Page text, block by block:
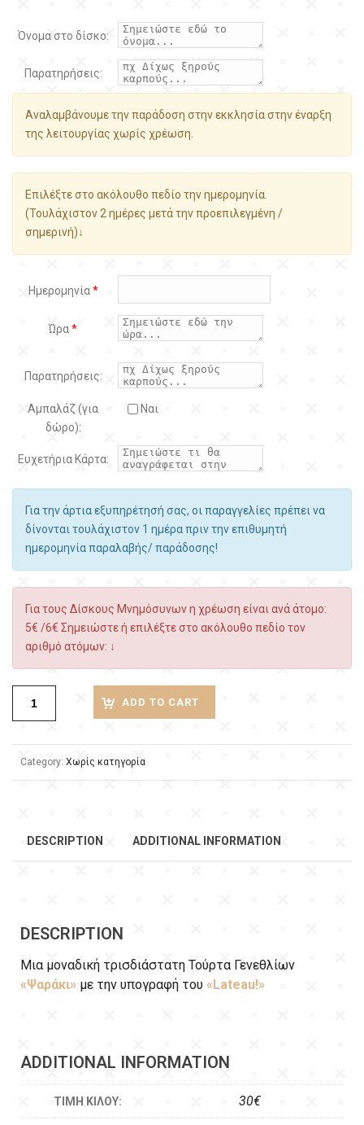
Όνομα στο δίσκο:
Παρατηρήσεις:
Αναλαμβάνουμε την παράδοση στην εκκλησία στην έναρξη
της λειτουργίας χωρίς χρέωση.
Επιλέξτε στο ακόλουθο πεδίο την ημερομηνία.
(Τουλάχιστον 2 ημέρες μετά την προεπιλεγμένη /
σημερινή)↓
Ημερομηνία*
Ώρα*
Παρατηρήσεις:
Αμπαλάζ (για
δώρο):
Ναι
Ευχετήρια Κάρτα:
Για την άρτια εξυπηρέτησή σας, οι παραγγελίες πρέπει να
δίνονται τουλάχιστον 1 ημέρα πριν την επιθυμητή
ημερομηνία παραλαβής/ παράδοσης!
Για τους Δίσκους Μνημόσυνων η χρέωση είναι ανά άτομο:
5€ /6€ Σημειώστε ή επιλέξτε στο ακόλουθο πεδίο τον
αριθμό ατόμων: ↓
ADD TO CART
Category: Χωρίς κατηγορία
DESCRIPTION ADDITIONAL INFORMATION
DESCRIPTION
Μια μοναδική τρισδιάστατη Τούρτα Γενεθλίων
«Ψαράκι» με την υπογραφή του «Lateau!»
ADDITIONAL INFORMATION
ΤΙΜΉ ΚΙΛΟΎ: 30€